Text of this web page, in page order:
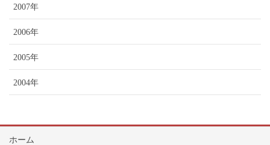
2007年
2006年
2005年
2004年
ホーム